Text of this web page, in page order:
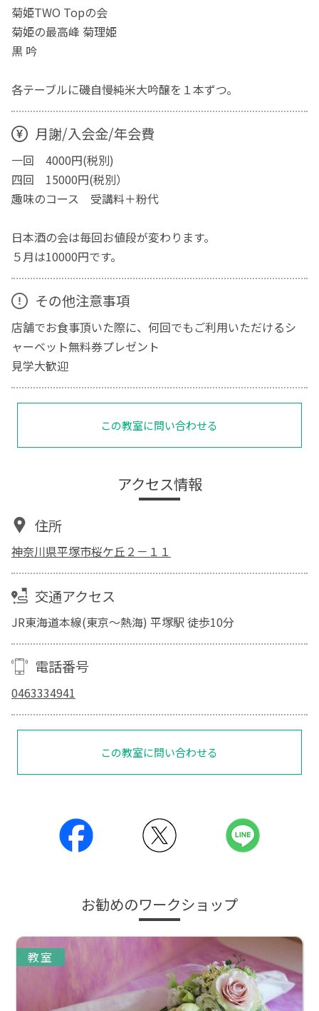
菊姫TWO Topの会
菊姫の最高峰 菊理姫
黒 吟
各テーブルに磯自慢純米大吟醸を１本ずつ。
月謝/入会金/年会費
一回 4000円(税別)
四回 15000円(税別）
趣味のコース 受講料＋粉代
日本酒の会は毎回お値段が変わります。
５月は10000円です。
その他注意事項
店舗でお食事頂いた際に、何回でもご利用いただけるシ
ャーベット無料券プレゼント
見学大歓迎
この教室に問い合わせる
アクセス情報
住所
神奈川県平塚市桜ケ丘２－１１
交通アクセス
JR東海道本線(東京～熱海) 平塚駅 徒歩10分
電話番号
0463334941
この教室に問い合わせる
お勧めのワークショップ
教室